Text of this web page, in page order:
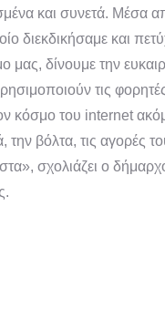
και συνετά. Μέσα
διεκδικήσαμε και
μας, δίνουμε την
τις
κόσμο του internet
την βόλτα, τις αγορές
σχολιάζει ο